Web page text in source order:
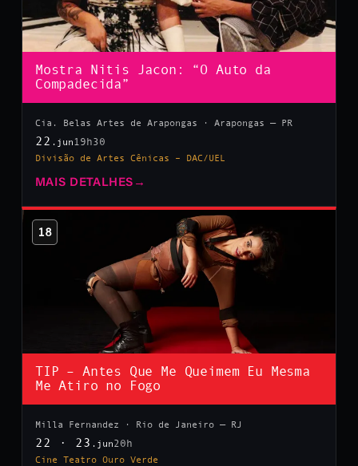
Mostra Nitis Jacon: “O Auto da
Compadecida”
Cia. Belas Artes de Arapongas · Arapongas — PR
22 .jun 19h30
Divisão de Artes Cênicas – DAC/UEL
MAIS DETALHES →
18
TIP – Antes Que Me Queimem Eu Mesma
Me Atiro no Fogo
Milla Fernandez · Rio de Janeiro — RJ
22 · 23 .jun20h
Cine Teatro Ouro Verde